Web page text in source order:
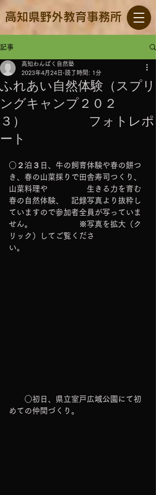
高知県野外教育事務所
記事
ふれあい自然体験（スプリ
ングキャンプ２０２
３） フォトレポ
ート
高知わんぱく自然塾
2023年4月24日 読了時間: 1分
○２泊３日、牛の飼育体験や春の餅つ
き、春の山菜採りで田舎寿司つくり、
山菜料理や　　　　　生きる力を育む
春の自然体験、　記録写真より抜粋し
ていますので参加者全員が写っていま
せん。　　　　　　※写真を拡大（ク
リック）してご覧くださ
い。
○初日、県立室戸広域公園にて初
めての仲間づくり。